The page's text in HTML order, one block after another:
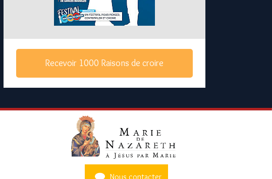
Recevoir 1000 Raisons de croire
Nous contacter